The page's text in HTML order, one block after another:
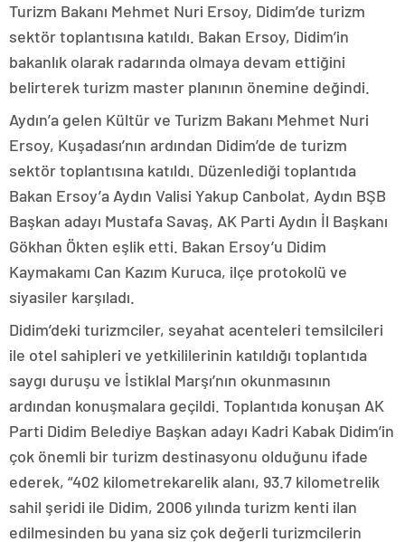
Turizm Bakanı Mehmet Nuri Ersoy, Didim’de turizm
sektör toplantısına katıldı. Bakan Ersoy, Didim’in
bakanlık olarak radarında olmaya devam ettiğini
belirterek turizm master planının önemine değindi.
Aydın’a gelen Kültür ve Turizm Bakanı Mehmet Nuri
Ersoy, Kuşadası’nın ardından Didim’de de turizm
sektör toplantısına katıldı. Düzenlediği toplantıda
Bakan Ersoy’a Aydın Valisi Yakup Canbolat, Aydın BŞB
Başkan adayı Mustafa Savaş, AK Parti Aydın İl Başkanı
Gökhan Ökten eşlik etti. Bakan Ersoy’u Didim
Kaymakamı Can Kazım Kuruca, ilçe protokolü ve
siyasiler karşıladı.
Didim’deki turizmciler, seyahat acenteleri temsilcileri
ile otel sahipleri ve yetkililerinin katıldığı toplantıda
saygı duruşu ve İstiklal Marşı’nın okunmasının
ardından konuşmalara geçildi. Toplantıda konuşan AK
Parti Didim Belediye Başkan adayı Kadri Kabak Didim’in
çok önemli bir turizm destinasyonu olduğunu ifade
ederek, “402 kilometrekarelik alanı, 93.7 kilometrelik
sahil şeridi ile Didim, 2006 yılında turizm kenti ilan
edilmesinden bu yana siz çok değerli turizmcilerin